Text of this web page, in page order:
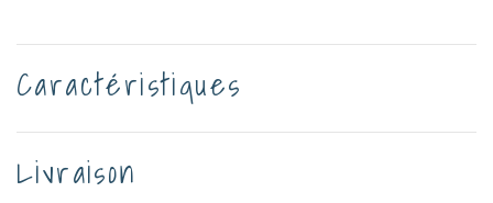
Caractéristiques
Livraison